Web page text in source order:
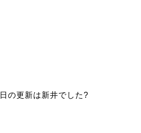
の更新は新井でした?